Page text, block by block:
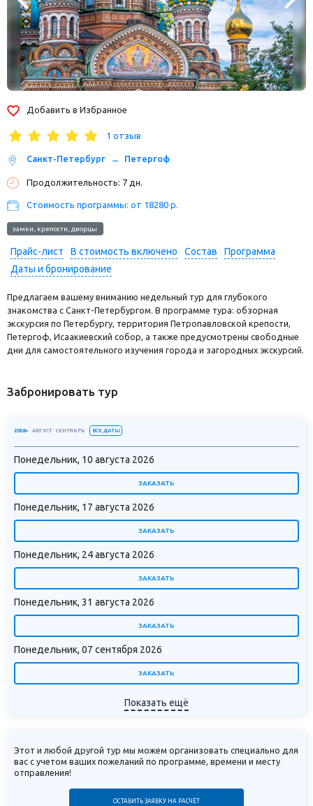
Добавить в Избранное
1 отзыв
Санкт-Петербург Петергоф
Продолжительность: 7 дн.
Стоимость программы: от 18280 р.
замки, крепости, дворцы
Прайс-лист В стоимость включено Состав
Программа
Даты и бронирование
Предлагаем вашему вниманию недельный тур для глубокого
знакомства с Санкт-Петербургом. В программе тура: обзорная
экскурсия по Петербургу, территория Петропавловской крепости,
Петергоф, Исаакиевский собор, а также предусмотрены свободные
дни для самостоятельного изучения города и загородных экскурсий.
Забронировать тур
2026> АВГУСТ СЕНТЯБРЬ ВСЕ ДАТЫ
Понедельник, 10 августа 2026
ЗАКАЗАТЬ
Понедельник, 17 августа 2026
ЗАКАЗАТЬ
Понедельник, 24 августа 2026
ЗАКАЗАТЬ
Понедельник, 31 августа 2026
ЗАКАЗАТЬ
Понедельник, 07 сентября 2026
ЗАКАЗАТЬ
Показать ещё
Этот и любой другой тур мы можем организовать специально для
вас с учетом ваших пожеланий по программе, времени и месту
отправления!
ОСТАВИТЬ ЗАЯВКУ НА РАСЧЁТ